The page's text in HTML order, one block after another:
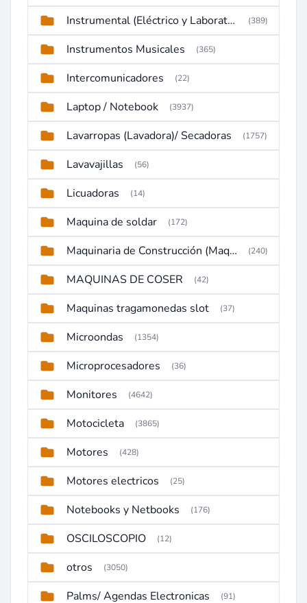
Instrumental (Eléctrico y Laboratorio) (389)
Instrumentos Musicales (365)
Intercomunicadores (22)
Laptop / Notebook (3937)
Lavarropas (Lavadora)/ Secadoras (1757)
Lavavajillas (56)
Licuadoras (14)
Maquina de soldar (172)
Maquinaria de Construcción (Maquinaria Pesada) (240)
MAQUINAS DE COSER (42)
Maquinas tragamonedas slot (37)
Microondas (1354)
Microprocesadores (36)
Monitores (4642)
Motocicleta (3865)
Motores (428)
Motores electricos (25)
Notebooks y Netbooks (176)
OSCILOSCOPIO (12)
otros (3050)
Palms/ Agendas Electronicas (91)